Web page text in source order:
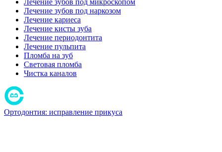
Лечение зубов под микроскопом
Лечение зубов под наркозом
Лечение кариеса
Лечение кисты зуба
Лечение периодонтита
Лечение пульпита
Пломба на зуб
Световая пломба
Чистка каналов
Ортодонтия: исправление прикуса